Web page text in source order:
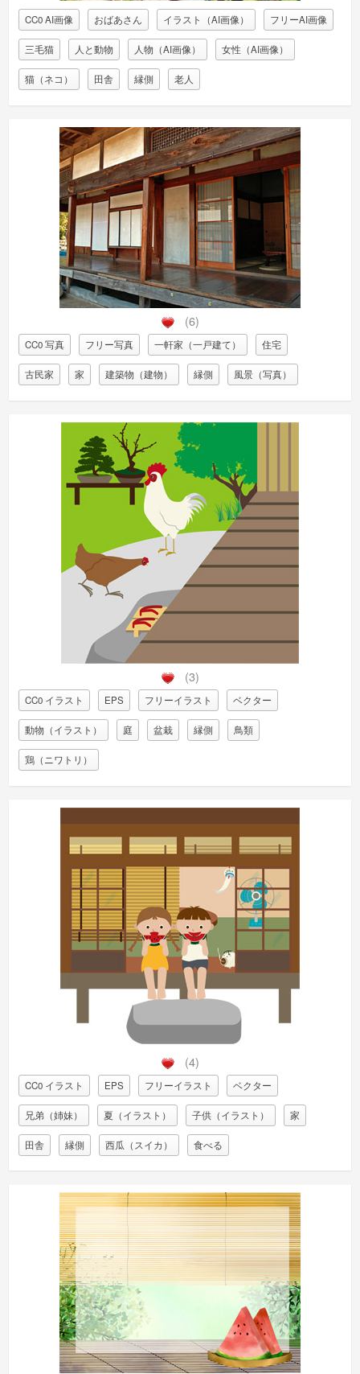
CC0 AI画像 おばあさん イラスト（AI画像） フリーAI画像
三毛猫 人と動物 人物（AI画像） 女性（AI画像）
猫（ネコ） 田舎 縁側 老人
(6)
CC0 写真 フリー写真 一軒家（一戸建て） 住宅
古民家 家 建築物（建物） 縁側 風景（写真）
(3)
CC0 イラスト EPS フリーイラスト ベクター
動物（イラスト） 庭 盆栽 縁側 鳥類
鶏（ニワトリ）
(4)
CC0 イラスト EPS フリーイラスト ベクター
兄弟（姉妹） 夏（イラスト） 子供（イラスト） 家
田舎 縁側 西瓜（スイカ） 食べる